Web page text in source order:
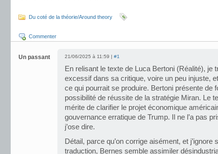
Du coté de la théorie/Around theory
Commenter
Un passant 21/06/2025 à 11:59 | #1
En relisant le texte de Luca Bertoni (Réalité), je
excessif dans sa critique, voire un peu injuste,
ce qui pourrait se produire. Bertoni présente de
possibilité de réussite de la stratégie Miran. Le
mérite de clarifier le projet économique
gouvernance erratique de Trump. Il ne l’a pas
j’ose dire.
Détail, parce qu’on corrige aisément, et j’ignore
traduction, Bernes semble assimiler